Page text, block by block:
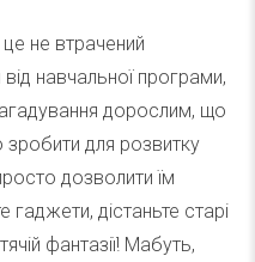
це не втрачений
навчальної програми,
дорослим, що
для розвитку
дозволити їм
дістаньте старі
фантазії! Мабуть,